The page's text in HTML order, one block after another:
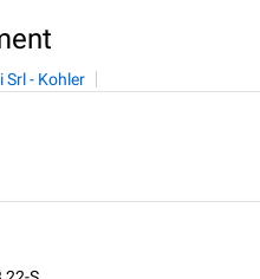
Srl - Kohler